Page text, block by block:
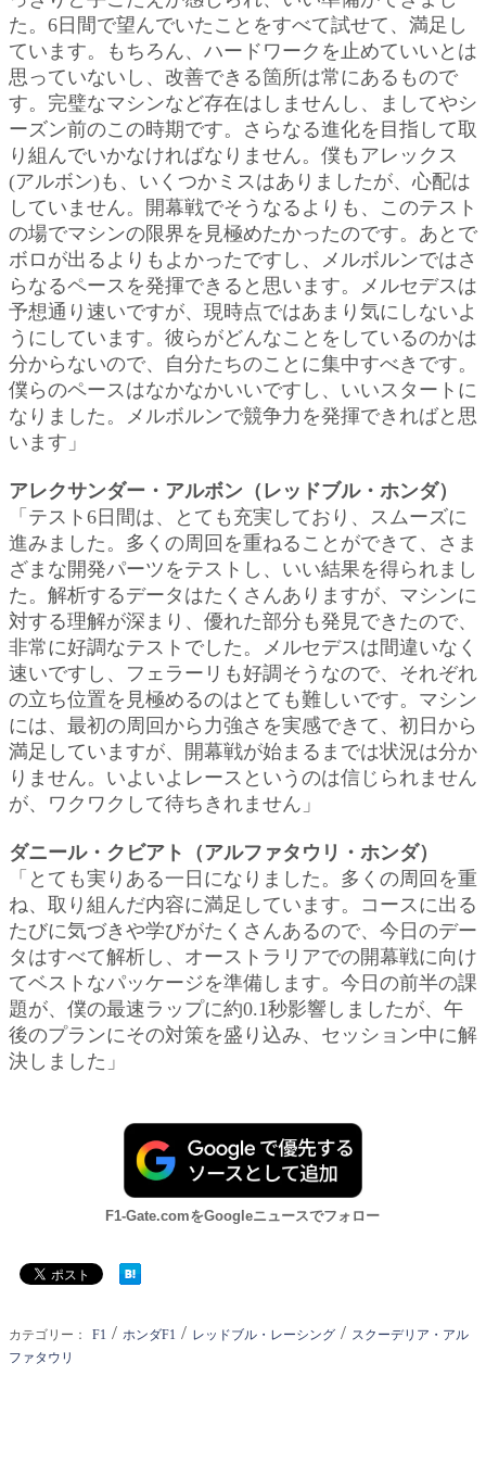
た。6日間で望んでいたことをすべて試せて、満足し
ています。もちろん、ハードワークを止めていいとは
思っていないし、改善できる箇所は常にあるもので
す。完璧なマシンなど存在はしませんし、ましてやシ
ーズン前のこの時期です。さらなる進化を目指して取
り組んでいかなければなりません。僕もアレックス
(アルボン)も、いくつかミスはありましたが、心配は
していません。開幕戦でそうなるよりも、このテスト
の場でマシンの限界を見極めたかったのです。あとで
ボロが出るよりもよかったですし、メルボルンではさ
らなるペースを発揮できると思います。メルセデスは
予想通り速いですが、現時点ではあまり気にしないよ
うにしています。彼らがどんなことをしているのかは
分からないので、自分たちのことに集中すべきです。
僕らのペースはなかなかいいですし、いいスタートに
なりました。メルボルンで競争力を発揮できればと思
います」
アレクサンダー・アルボン（レッドブル・ホンダ）
「テスト6日間は、とても充実しており、スムーズに
進みました。多くの周回を重ねることができて、さま
ざまな開発パーツをテストし、いい結果を得られまし
た。解析するデータはたくさんありますが、マシンに
対する理解が深まり、優れた部分も発見できたので、
非常に好調なテストでした。メルセデスは間違いなく
速いですし、フェラーリも好調そうなので、それぞれ
の立ち位置を見極めるのはとても難しいです。マシン
には、最初の周回から力強さを実感できて、初日から
満足していますが、開幕戦が始まるまでは状況は分か
りません。いよいよレースというのは信じられません
が、ワクワクして待ちきれません」
ダニール・クビアト（アルファタウリ・ホンダ）
「とても実りある一日になりました。多くの周回を重
ね、取り組んだ内容に満足しています。コースに出る
たびに気づきや学びがたくさんあるので、今日のデー
タはすべて解析し、オーストラリアでの開幕戦に向け
てベストなパッケージを準備します。今日の前半の課
題が、僕の最速ラップに約0.1秒影響しましたが、午
後のプランにその対策を盛り込み、セッション中に解
決しました」
F1-Gate.comをGoogleニュースでフォロー
カテゴリー： F1 / ホンダF1 / レッドブル・レーシング / スクーデリア・アル
ファタウリ